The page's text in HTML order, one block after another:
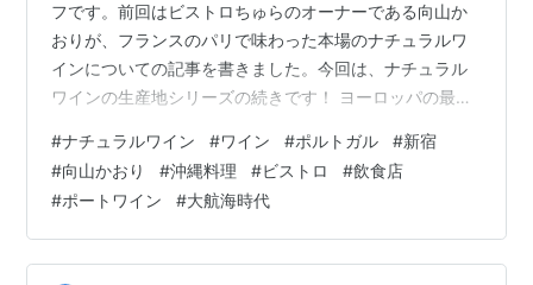
フです。前回はビストロちゅらのオーナーである向山か
おりが、フランスのパリで味わった本場のナチュラルワ
インについての記事を書きました。今回は、ナチュラル
ワインの生産地シリーズの続きです！ ヨーロッパの最西
ルトガル」について紹介します。 ナチュラルワインの生
産地紹介🍷ポルトガル ポルトガルを代表する大航海時代
を象徴するベレンの塔 ポルトガルは、イベリア半島の西
端に位置し、北と東はスペインと国境を接し、西と南は
大西洋に面しています。また国土の大部分が起伏に富ん
#ナチュラルワイン #ワイン #ポルトガル #新宿
#向山かおり #沖縄料理 #ビストロ #飲食店
#ポートワイン #大航海時代